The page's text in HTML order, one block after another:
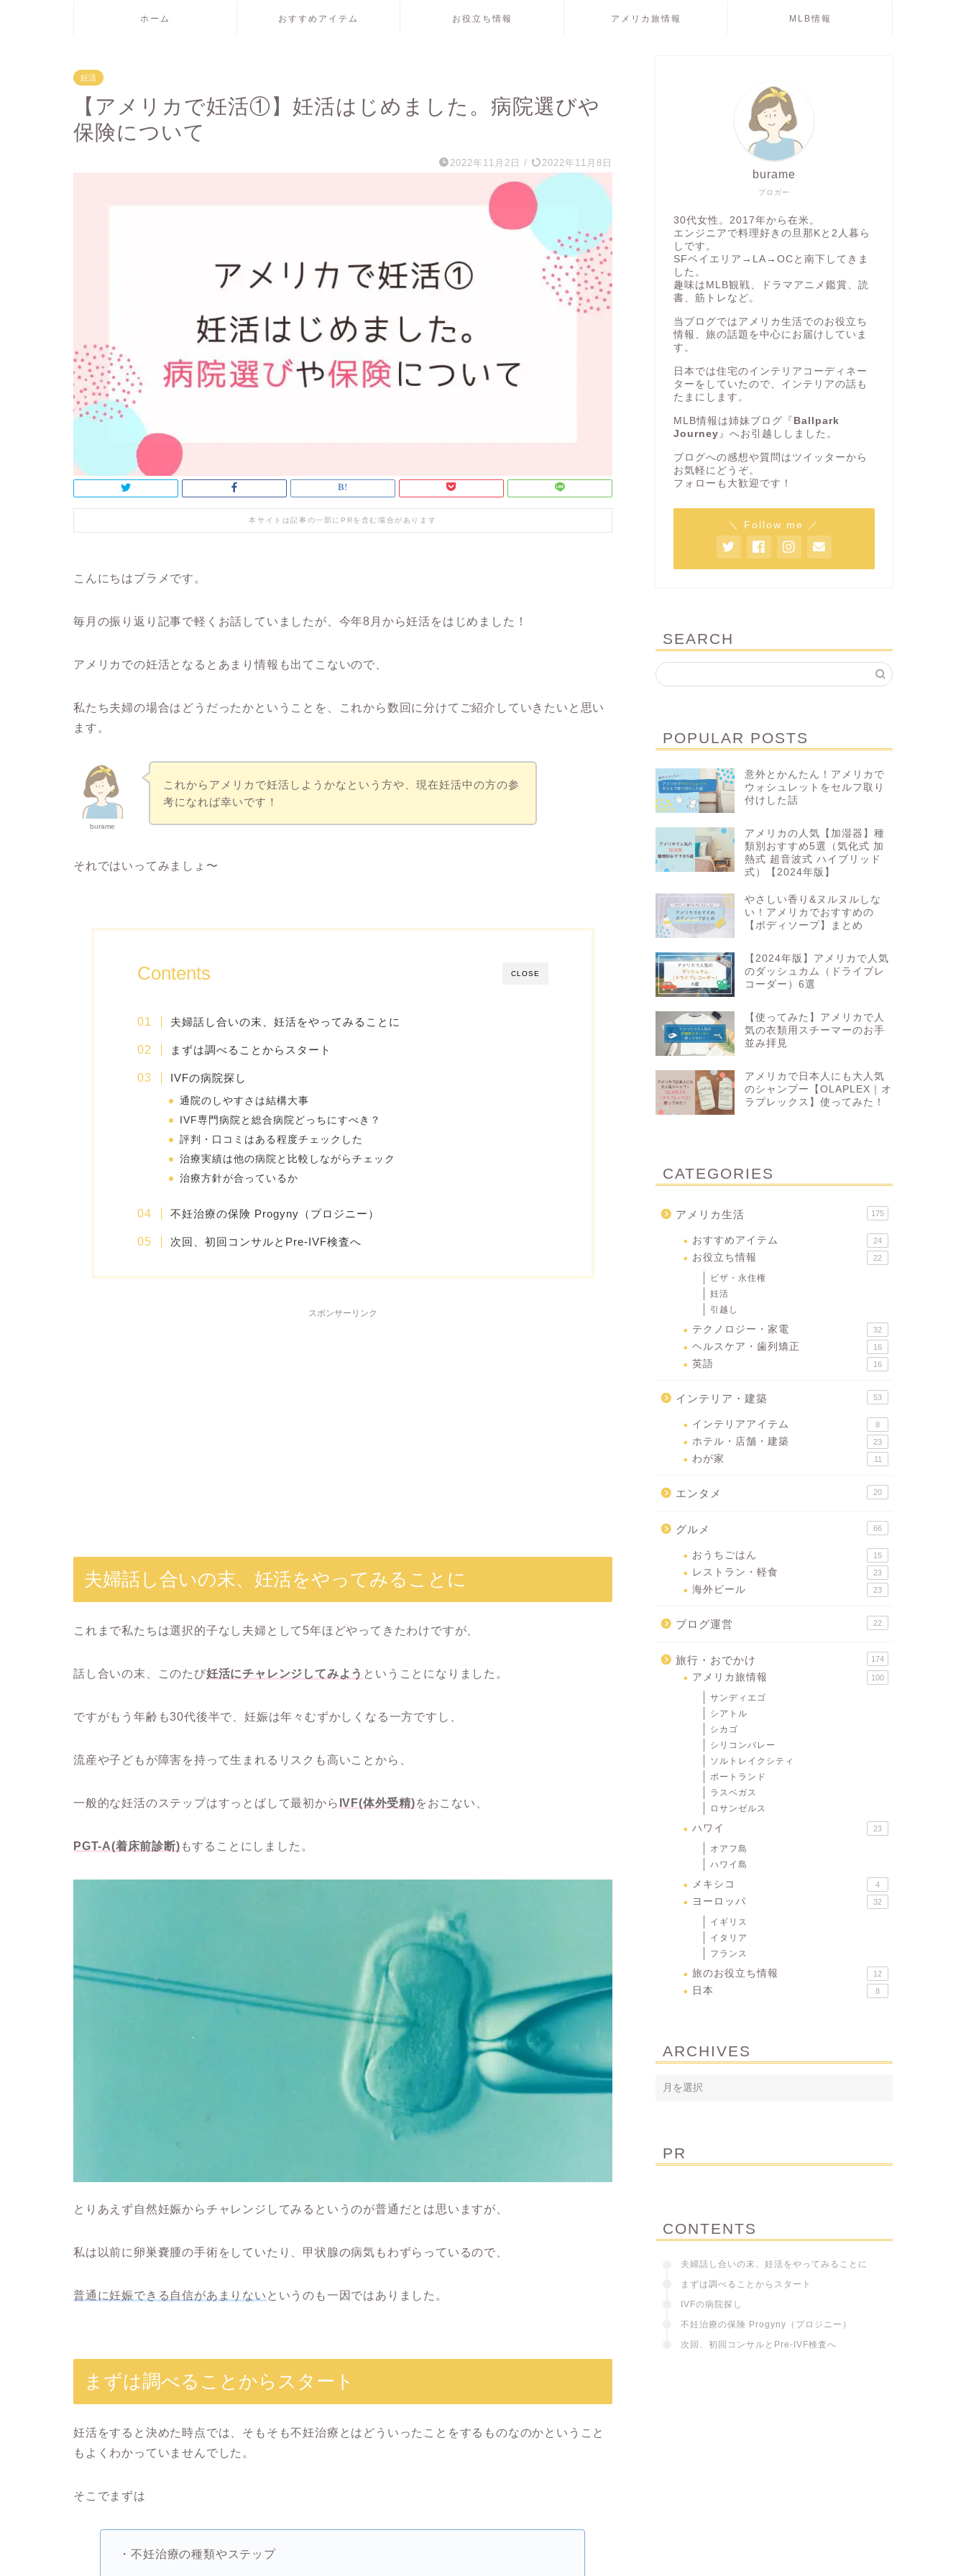
ホーム おすすめアイテム お役立ち情報 アメリカ旅情報 MLB情報
妊活
【アメリカで妊活①】妊活はじめました。病院選びや
保険について
2022年11月2日 / 2022年11月8日
本サイトは記事の一部にPRを含む場合があります
こんにちはブラメです。
毎月の振り返り記事で軽くお話していましたが、今年8月から妊活をはじめました！
アメリカでの妊活となるとあまり情報も出てこないので、
私たち夫婦の場合はどうだったかということを、これから数回に分けてご紹介していきたいと思い
ます。
burame
これからアメリカで妊活しようかなという方や、現在妊活中の方の参
考になれば幸いです！
それではいってみましょ〜
CLOSE
Contents
夫婦話し合いの末、妊活をやってみることに
まずは調べることからスタート
IVFの病院探し
通院のしやすさは結構大事
IVF専門病院と総合病院どっちにすべき？
評判・口コミはある程度チェックした
治療実績は他の病院と比較しながらチェック
治療方針が合っているか
不妊治療の保険 Progyny（プロジニー）
次回、初回コンサルとPre-IVF検査へ
スポンサーリンク
夫婦話し合いの末、妊活をやってみることに
これまで私たちは選択的子なし夫婦として5年ほどやってきたわけですが、
話し合いの末、このたび妊活にチャレンジしてみよう ということになりました。
ですがもう年齢も30代後半で、妊娠は年々むずかしくなる一方ですし、
流産や子どもが障害を持って生まれるリスクも高いことから、
一般的な妊活のステップはすっとばして最初から IVF(体外受精)をおこない、
PGT-A(着床前診断) もすることにしました。
とりあえず自然妊娠からチャレンジしてみるというのが普通だとは思いますが、
私は以前に卵巣嚢腫の手術をしていたり、甲状腺の病気もわずらっているので、
普通に妊娠できる自信があまり ない というのも一因ではありました。
まずは調べることからスタート
妊活をすると決めた時点では、そもそも不妊治療とはどういったことをするものなのかということ
もよくわかっていませんでした。
そこでまずは
・不妊治療の種類やステップ
ブロガー
burame
30代女性。2017年から在米。
エンジニアで料理好きの旦那Kと2人暮ら
しです。
SFベイエリア→LA→OCと南下してきま
した。
趣味はMLB観戦、ドラマアニメ鑑賞、読
書、筋トレなど。
当ブログではアメリカ生活でのお役立ち
情報、旅の話題を中心にお届けしていま
す。
日本では住宅のインテリアコーディネー
ターをしていたので、インテリアの話も
たまにします。
MLB情報は姉妹ブログ『 Ballpark
Journey 』へお引越ししました。
ブログへの感想や質問はツイッターから
お気軽にどうぞ。
フォローも大歓迎です！
＼ Follow me ／
SEARCH
POPULAR POSTS
意外とかんたん！アメリカで
ウォシュレットをセルフ取り
付けした話
アメリカの人気【加湿器】種
類別おすすめ5選（気化式 加
熱式 超音波式 ハイブリッド
式）【2024年版】
やさしい香り&ヌルヌルしな
い！アメリカでおすすめの
【ボディソープ】まとめ
【2024年版】アメリカで人気
のダッシュカム（ドライブレ
コーダー）6選
【使ってみた】アメリカで人
気の衣類用スチーマーのお手
並み拝見
アメリカで日本人にも大人気
のシャンプー【OLAPLEX｜オ
ラプレックス】使ってみた！
CATEGORIES
アメリカ生活 175
おすすめアイテム 24
お役立ち情報 22
ビザ・永住権
妊活
引越し
テクノロジー・家電 32
ヘルスケア・歯列矯正 16
英語 16
インテリア・建築 53
インテリアアイテム 8
ホテル・店舗・建築 23
わが家 11
エンタメ 20
グルメ 66
おうちごはん 15
レストラン・軽食 23
海外ビール 23
ブログ運営 22
旅行・おでかけ 174
アメリカ旅情報 100
サンディエゴ
シアトル
シカゴ
シリコンバレー
ソルトレイクシティ
ポートランド
ラスベガス
ロサンゼルス
ハワイ 23
オアフ島
ハワイ島
メキシコ 4
ヨーロッパ 32
イギリス
イタリア
フランス
旅のお役立ち情報 12
日本 8
ARCHIVES
PR